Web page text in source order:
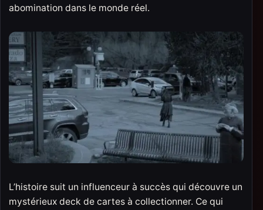
abomination dans le monde réel.
L’histoire suit un influenceur à succès qui découvre un
mystérieux deck de cartes à collectionner. Ce qui